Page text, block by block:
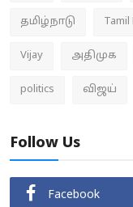
தமிழ்நாடு Tamil
Vijay அதிமுக
politics விஜய்
Follow Us
Facebook